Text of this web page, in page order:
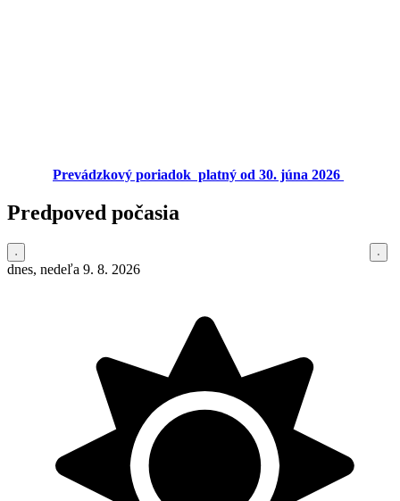
Prevádzkový poriadok platný od 30. júna 2026
Predpoved počasia
dnes, nedeľa 9. 8. 2026